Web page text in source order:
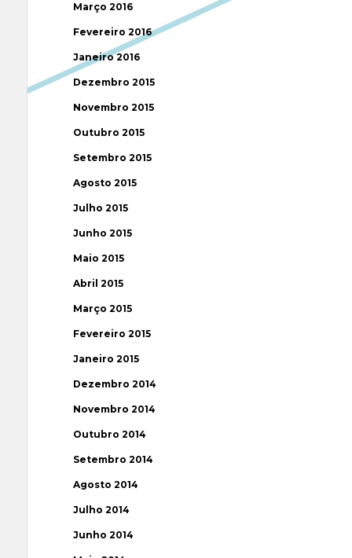
Março 2016
Fevereiro 2016
Janeiro 2016
Dezembro 2015
Novembro 2015
Outubro 2015
Setembro 2015
Agosto 2015
Julho 2015
Junho 2015
Maio 2015
Abril 2015
Março 2015
Fevereiro 2015
Janeiro 2015
Dezembro 2014
Novembro 2014
Outubro 2014
Setembro 2014
Agosto 2014
Julho 2014
Junho 2014